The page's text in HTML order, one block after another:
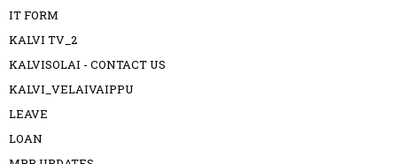
IT FORM
KALVI TV_2
KALVISOLAI - CONTACT US
KALVI_VELAIVAIPPU
LEAVE
LOAN